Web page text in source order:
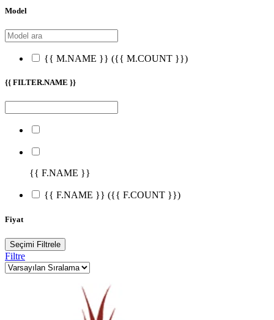
Model
{{ M.NAME }} ({{ M.COUNT }})
{{ FILTER.NAME }}
{{ F.NAME }}
{{ F.NAME }} ({{ F.COUNT }})
Fiyat
Seçimi Filtrele
Filtre